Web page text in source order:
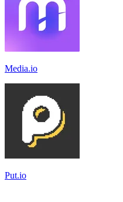
Media.io
Put.io